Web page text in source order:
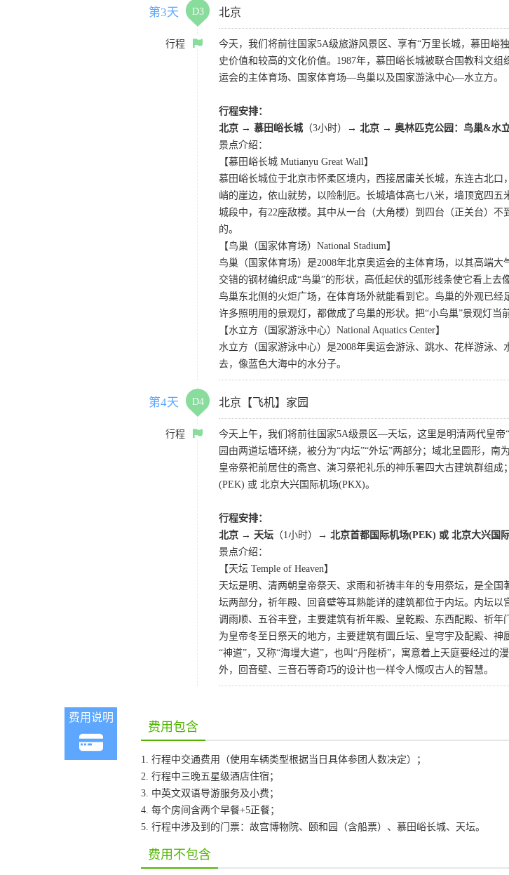
第3天 D3 北京
行程
今天，我们将前往国家5A级旅游风景区、享有“万里长城，慕田峪
史价值和较高的文化价值。1987年，慕田峪长城被联合国教科文
运会的主体育场、国家体育场—鸟巢以及国家游泳中心—水立方。
行程安排：
北京 → 慕田峪长城 （3小时）→ 北京 → 奥林匹克公园：鸟巢&水
景点介绍：
【慕田峪长城 Mutianyu Great Wall】
慕田峪长城位于北京市怀柔区境内，西接居庸关长城，东连古北
峭的崖边，依山就势，以险制厄。长城墙体高七八米，墙顶宽四
城段中，有22座敌楼。其中从一台（大角楼）到四台（正关台）
的。
【鸟巢（国家体育场）National Stadium】
鸟巢（国家体育场）是2008年北京奥运会的主体育场，以其高端
交错的钢材编织成“鸟巢”的形状，高低起伏的弧形线条使它看上
鸟巢东北侧的火炬广场，在体育场外就能看到它。鸟巢的外观已
许多照明用的景观灯，都做成了鸟巢的形状。把“小鸟巢”景观灯当
【水立方（国家游泳中心）National Aquatics Center】
水立方（国家游泳中心）是2008年奥运会游泳、跳水、花样游泳
去，像蓝色大海中的水分子。
第4天 D4 北京【飞机】家园
行程
今天上午，我们将前往国家5A级景区—天坛，这里是明清两代皇帝
园由两道坛墙环绕，被分为“内坛”“外坛”两部分；域北呈圆形，南
皇帝祭祀前居住的斋宫、演习祭祀礼乐的神乐署四大古建筑群组
(PEK) 或 北京大兴国际机场(PKX)。
行程安排：
北京 → 天坛 （1小时）→ 北京首都国际机场(PEK) 或 北京大兴国
景点介绍：
【天坛 Temple of Heaven】
天坛是明、清两朝皇帝祭天、求雨和祈祷丰年的专用祭坛，是全
坛两部分，祈年殿、回音壁等耳熟能详的建筑都位于内坛。内坛
调雨顺、五谷丰登，主要建筑有祈年殿、皇乾殿、东西配殿、祈年
为皇帝冬至日祭天的地方，主要建筑有圜丘坛、皇穹宇及配殿、
“神道”，又称“海墁大道”，也叫“丹陛桥”，寓意着上天庭要经过
外，回音壁、三音石等奇巧的设计也一样令人慨叹古人的智慧。
费用说明
费用包含
1. 行程中交通费用（使用车辆类型根据当日具体参团人数决定）；
2. 行程中三晚五星级酒店住宿；
3. 中英文双语导游服务及小费；
4. 每个房间含两个早餐+5正餐；
5. 行程中涉及到的门票：故宫博物院、颐和园（含船票）、慕田峪长城、天坛。
费用不包含